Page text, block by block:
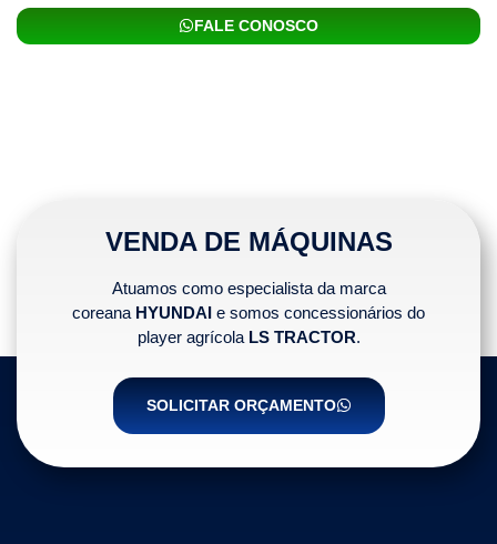
FALE CONOSCO
VENDA DE MÁQUINAS
Atuamos como especialista da marca
coreana HYUNDAI e somos concessionários do
player agrícola LS TRACTOR.
SOLICITAR ORÇAMENTO